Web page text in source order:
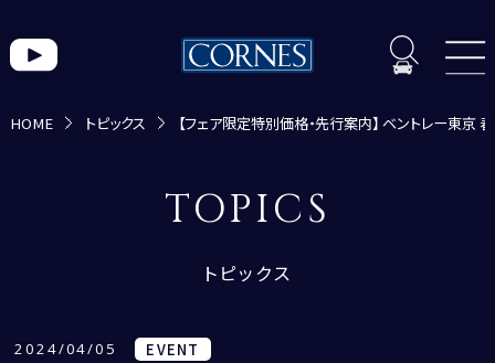
HOME トピックス 【フェア限定特別価格・先行案内】 ベントレー東京
TOPICS
トピックス
2024/04/05 EVENT